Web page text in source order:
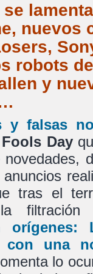
nuevos
robots
y
y falsas
Day
tras el
la
orígenes:
con una
lo